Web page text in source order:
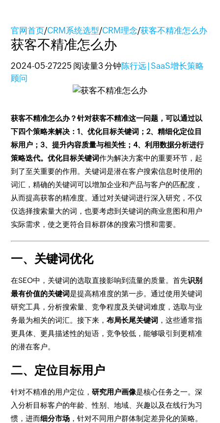
官网首页/CRM系统选型/CRM理念/获客不精准怎么办
获客不精准怎么办
2024-05-27225 阅读量3 分钟陈行远 | SaaS增长策略
顾问
获客不精准怎么办？针对获客不精准这一问题，可以通过以
下四个策略来解决：1、优化目标关键词；2、精细化定位目
标用户；3、提升内容质量与相关性；4、利用数据分析进行
策略迭代。优化目标关键词作为解决方案中的重要环节，起
到了至关重要的作用。关键词是潜在客户搜索信息时使用的
词汇，精确的关键词可以增加企业和产品与客户的匹配度，
从而提高获客的精准度。通过对关键词进行深入研究，不仅
仅选择搜索量大的词，也要考虑到关键词的商业意图和用户
实际需求，使之更符合目标群体的搜索习惯和需要。
一、关键词优化
在SEO中，关键词的选取直接影响到流量的质量。首先识别
最有价值的关键词是提高精准度的第一步。通过使用关键词
研究工具，分析搜索量、竞争程度及关键词难度，选取与业
务最为相关的词汇。接下来，布局长尾关键词 ，这些通常指
更具体、更具描述性的短语，竞争较低，能够吸引到更精准
的潜在客户。
二、定位目标用户
针对不精准的用户定位，研究用户画像是核心任务之一。深
入分析目标客户的年龄、性别、地域、兴趣以及在线行为习
惯，进而细分市场 ，针对不同用户群体制定差异化的策略。